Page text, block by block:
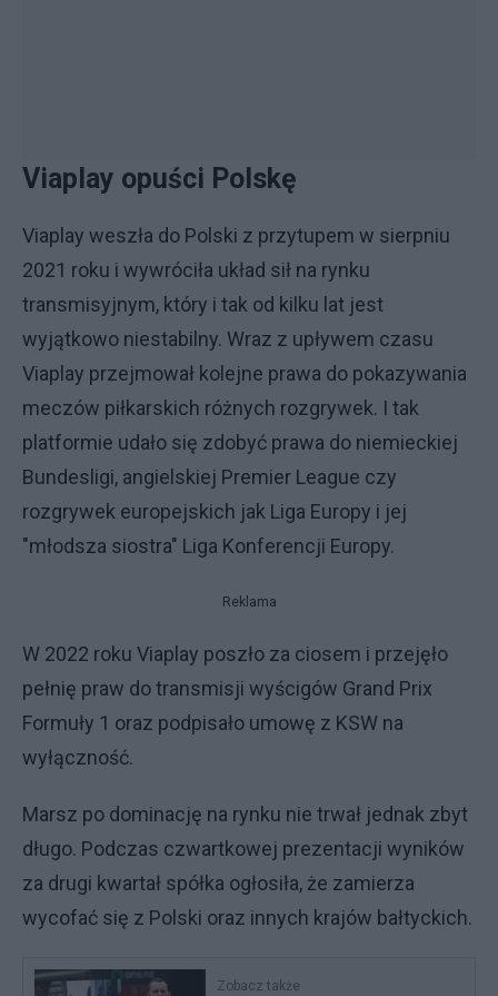
Viaplay opuści Polskę
Viaplay weszła do Polski z przytupem w sierpniu
2021 roku i wywróciła układ sił na rynku
transmisyjnym, który i tak od kilku lat jest
wyjątkowo niestabilny. Wraz z upływem czasu
Viaplay przejmował kolejne prawa do pokazywania
meczów piłkarskich różnych rozgrywek. I tak
platformie udało się zdobyć prawa do niemieckiej
Bundesligi, angielskiej Premier League czy
rozgrywek europejskich jak Liga Europy i jej
"młodsza siostra" Liga Konferencji Europy.
Reklama
W 2022 roku Viaplay poszło za ciosem i przejęło
pełnię praw do transmisji wyścigów Grand Prix
Formuły 1 oraz podpisało umowę z KSW na
wyłączność.
Marsz po dominację na rynku nie trwał jednak zbyt
długo. Podczas czwartkowej prezentacji wyników
za drugi kwartał spółka ogłosiła, że zamierza
wycofać się z Polski oraz innych krajów bałtyckich.
Zobacz także